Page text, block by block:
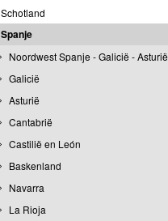
Schotland
Spanje
Noordwest Spanje - Galicië - Asturië
Galicië
Asturië
Cantabrië
Castilië en León
Baskenland
Navarra
La Rioja